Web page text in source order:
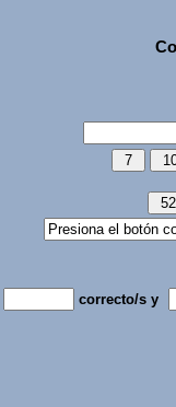
correcto/s y